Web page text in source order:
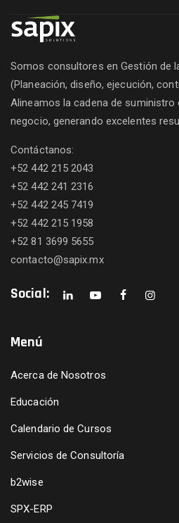
Somos consultores en Gestión de
(Planeación, diseño, ejecución,
Alineamos la cadena de suministro
negocio, generando excelentes
Contáctanos:
+52 442 215 2043
+52 442 241 2316
+52 442 245 7419
+52 442 215 1958
+52 81 3699 5655
contacto@sapix.mx
Social:
Menú
Acerca de Nosotros
Educación
Calendario de Cursos
Servicios de Consultoría
b2wise
SPX-ERP